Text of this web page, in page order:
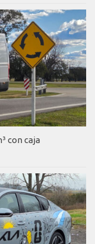
con caja